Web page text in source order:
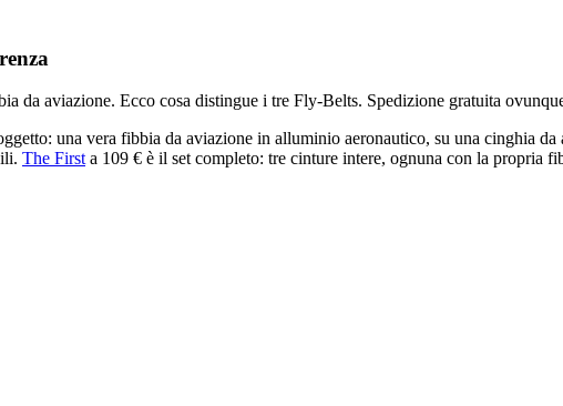
da aviazione. Ecco cosa distingue i tre Fly-Belts. Spedizione gratuita
una vera fibbia da aviazione in alluminio aeronautico, su una cinghia da
The First a 109 € è il set completo: tre cinture intere, ognuna con la propria